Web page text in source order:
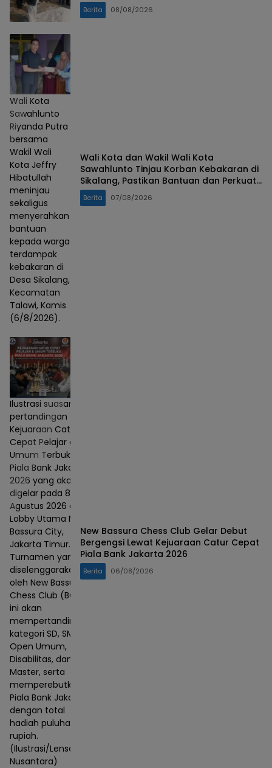
Berita 08/08/2026
Wali Kota
Sawahlunto
Riyanda Putra
bersama
Wakil Wali
Kota Jeffry
Hibatullah
meninjau
sekaligus
menyerahkan
bantuan
kepada warga
terdampak
kebakaran di
Desa Sikalang,
Kecamatan
Talawi, Kamis
(6/8/2026).
Wali Kota dan Wakil Wali Kota
Sawahlunto Tinjau Korban Kebakaran di
Sikalang, Pastikan Bantuan dan Perkuat
Mitigasi Bencana
Berita 07/08/2026
Ilustrasi suasana
pertandingan
Kejuaraan Catur
Cepat Pelajar dan
Umum Terbuka
Piala Bank Jakarta
2026 yang akan
digelar pada 8–9
Agustus 2026 di
Lobby Utama Mall
Bassura City,
Jakarta Timur.
Turnamen yang
diselenggarakan
oleh New Bassura
Chess Club (BCC)
ini akan
mempertandingkan
kategori SD, SMP,
Open Umum,
Disabilitas, dan
Master, serta
memperebutkan
Piala Bank Jakarta
dengan total
hadiah puluhan juta
rupiah.
(Ilustrasi/Lensa
Nusantara)
New Bassura Chess Club Gelar Debut
Bergengsi Lewat Kejuaraan Catur Cepat
Piala Bank Jakarta 2026
Berita 06/08/2026